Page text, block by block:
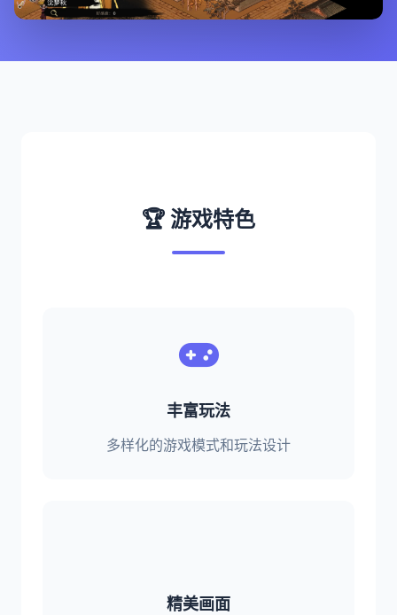
🏆 游戏特色
丰富玩法
多样化的游戏模式和玩法设计
精美画面